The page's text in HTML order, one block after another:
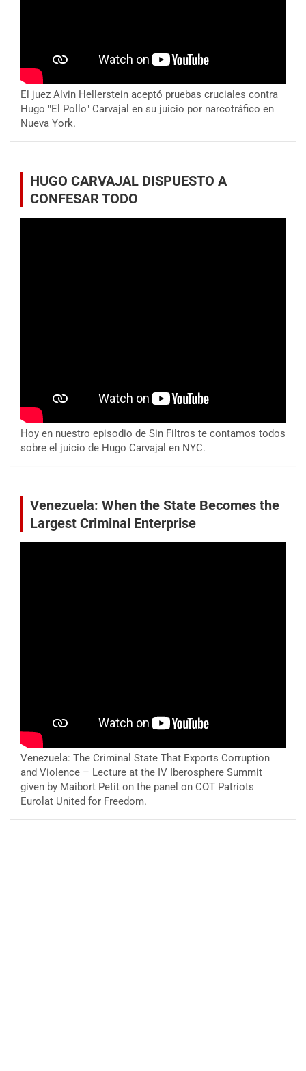
El juez Alvin Hellerstein aceptó pruebas cruciales contra
Hugo "El Pollo" Carvajal en su juicio por narcotráfico en
Nueva York.
HUGO CARVAJAL DISPUESTO A
CONFESAR TODO
Hoy en nuestro episodio de Sin Filtros te contamos todos
sobre el juicio de Hugo Carvajal en NYC.
Venezuela: When the State Becomes the
Largest Criminal Enterprise
Venezuela: The Criminal State That Exports Corruption
and Violence – Lecture at the IV Iberosphere Summit
given by Maibort Petit on the panel on COT Patriots
Eurolat United for Freedom.